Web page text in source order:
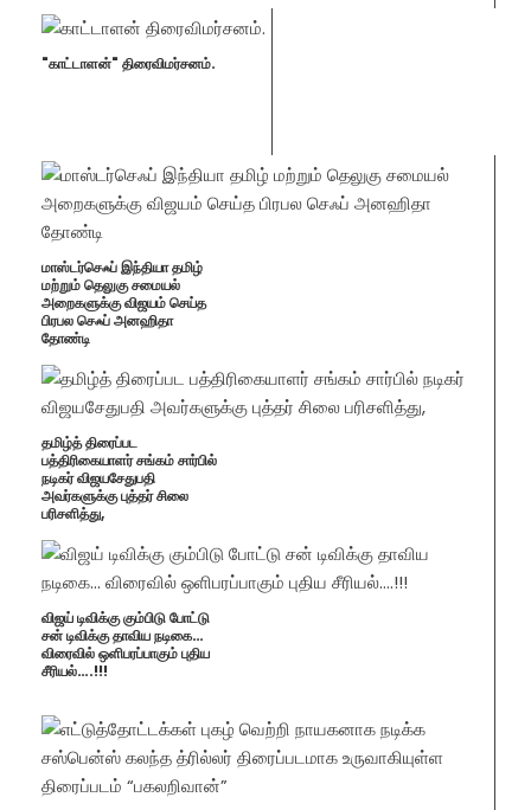
"காட்டா​ளன்" திரைவிமர்சனம்.
மாஸ்டர்செஃப் இந்தியா தமிழ்
மற்றும் தெலுகு சமையல்
அறைகளுக்கு விஜயம் செய்த
பிரபல செஃப் அனஹிதா
தோண்டி
தமிழ்த் திரைப்பட
பத்திரிகையாளர் சங்கம் சார்பில்
நடிகர் விஜயசேதுபதி
அவர்களுக்கு புத்தர் சிலை
பரிசளித்து,
விஜய் டிவிக்கு கும்பிடு போட்டு
சன் டிவிக்கு தாவிய நடிகை…
விரைவில் ஒளிபரப்பாகும் புதிய
சீரியல்….!!!